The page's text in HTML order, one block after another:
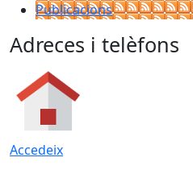
Publicacions
Adreces i telèfons
Accedeix